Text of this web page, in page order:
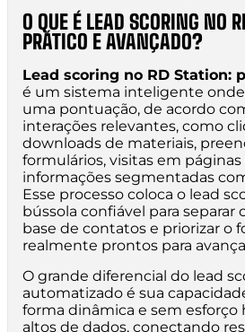
O QUE É LEAD SCORING NO
PRÁTICO E AVANÇADO?
Lead scoring no RD Station:
é um sistema inteligente
uma pontuação, de acordo
interações relevantes, como
downloads de materiais,
formulários, visitas em
informações segmentadas
Esse processo coloca o lead
bússola confiável para separar
base de contatos e priorizar o
realmente prontos para
O grande diferencial do lead
automatizado é sua
forma dinâmica e sem
altos de dados, conectando